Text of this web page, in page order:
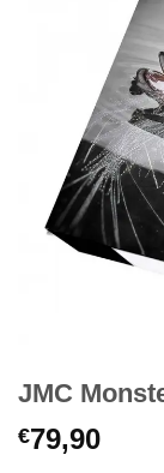
JMC
€79,90